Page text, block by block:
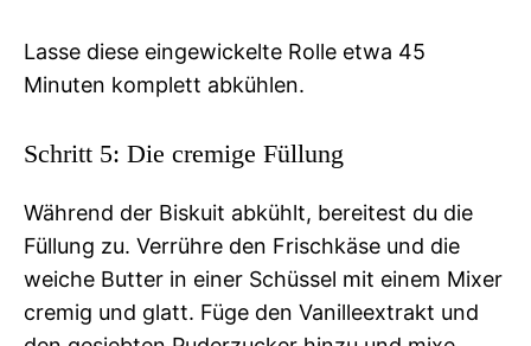
Lasse diese eingewickelte Rolle etwa 45
Minuten komplett abkühlen.
Schritt 5: Die cremige Füllung
Während der Biskuit abkühlt, bereitest du die
Füllung zu. Verrühre den Frischkäse und die
weiche Butter in einer Schüssel mit einem Mixer
cremig und glatt. Füge den Vanilleextrakt und